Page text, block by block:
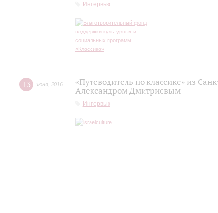
Интервью
13 июня 2016
«Путеводитель по классике» из
Александром Дмитриевым
Интервью